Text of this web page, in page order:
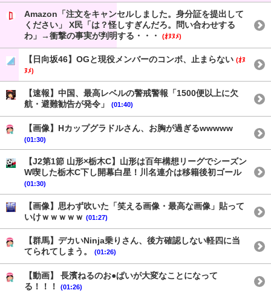
Amazon「注文をキャンセルしました。身分証を提出して
ください」 X民「は？怪しすぎんだろ。問い合わせする
わ」→衝撃の事実が判明する・・・
(ｵﾇﾇﾒ)
【日向坂46】OGと現役メンバーのコンボ、止まらない (ｵﾇ
ﾇﾒ)
【速報】中国、最高レベルの警戒警報「1500便以上に欠
航・避難勧告が発令」
(01:40)
【画像】Hカップグラドルさん、お胸が過ぎるwwwww
(01:30)
【J2第1節 山形×栃木C】山形は百年構想リーグでシーズン
W喫した栃木C下し開幕白星！川名連介は移籍後初ゴール
(01:30)
【画像】思わず吹いた「笑える画像・最高な画像」貼って
いけｗｗｗｗｗ (01:27)
【群馬】デカいNinja乗りさん、後方確認しない軽四に当
てられてしまう。
(01:26)
【動画】 長濱ねるのお●ぱいが大変なことになって
る！！！
(01:26)